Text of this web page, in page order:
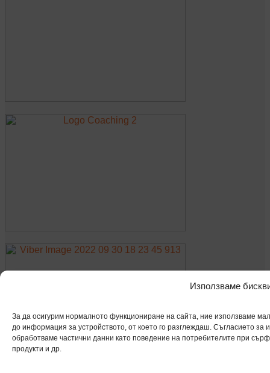
Използваме
За да осигурим нормалното функциониране на сайта, ние използваме
до информация за устройството, от което го разглеждаш. Съгласието за
обработваме частични данни като поведение на потребителите при
продукти и др.